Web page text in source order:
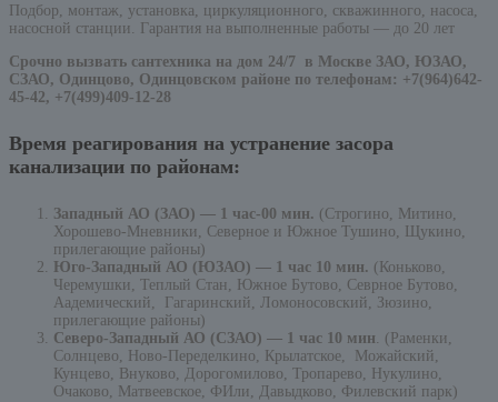
Подбор, монтаж, установка, циркуляционного, скважинного, насоса,
насосной станции. Гарантия на выполненные работы — до 20 лет
Срочно вызвать сантехника на дом 24/7 в Москве ЗАО, ЮЗАО,
СЗАО, Одинцово, Одинцовском районе по телефонам: +7(964)642-
45-42, +7(499)409-12-28
Время реагирования на устранение засора
канализации по районам:
Западный АО (ЗАО) — 1 час-00 мин. (Строгино, Митино,
Хорошево-Мневники, Северное и Южное Тушино, Щукино,
прилегающие районы)
Юго-Западный АО (ЮЗАО) — 1 час 10 мин. (Коньково,
Черемушки, Теплый Стан, Южное Бутово, Севрное Бутово,
Аадемический, Гагаринский, Ломоносовский, Зюзино,
прилегающие районы)
Северо-Западный АО (СЗАО) — 1 час 10 мин. (Раменки,
Солнцево, Ново-Переделкино, Крылатское, Можайский,
Кунцево, Внуково, Дорогомилово, Тропарево, Нукулино,
Очаково, Матвеевское, ФИли, Давыдково, Филевский парк)